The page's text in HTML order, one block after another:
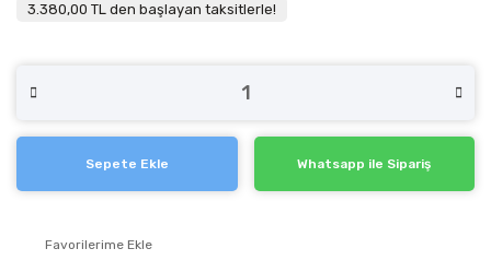
3.380,00 TL den başlayan taksitlerle!
Sepete Ekle Whatsapp ile Sipariş